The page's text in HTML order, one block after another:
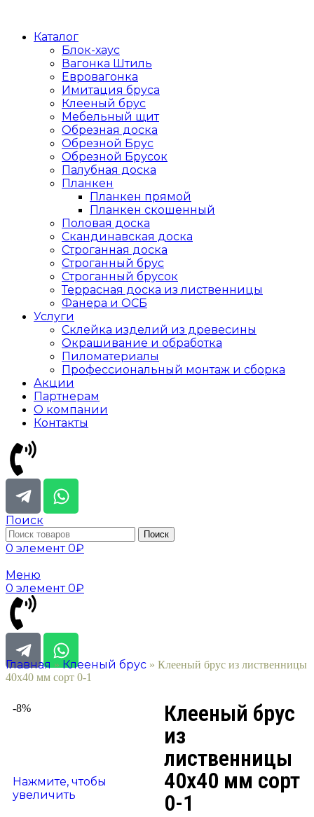
Каталог
Блок-хаус
Вагонка Штиль
Евровагонка
Имитация бруса
Клееный брус
Мебельный щит
Обрезная доска
Обрезной Брус
Обрезной Брусок
Палубная доска
Планкен
Планкен прямой
Планкен скошенный
Половая доска
Скандинавская доска
Строганная доска
Строганный брус
Строганный брусок
Террасная доска из лиственницы
Фанера и ОСБ
Услуги
Склейка изделий из древесины
Окрашивание и обработка
Пиломатериалы
Профессиональный монтаж и сборка
Акции
Партнерам
О компании
Контакты
Поиск
Поиск
0 элемент 0₽
Меню
0 элемент 0₽
Главная » Клееный брус » Клееный брус из лиственницы
40х40 мм сорт 0-1
-8%
Нажмите, чтобы
увеличить
Клееный брус
из
лиственницы
40х40 мм сорт
0-1